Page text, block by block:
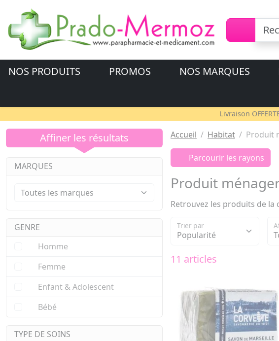
NOS PRODUITS PROMOS NOS MARQUES
Livraison
Accueil Habitat Produit
Parcourir les rayons
Produit
Retrouvez les produits de la
Trier par
11 articles
Affiner les résultats
MARQUES
GENRE
Homme
Femme
Enfant & Adolescent
Bébé
TYPE DE SOINS